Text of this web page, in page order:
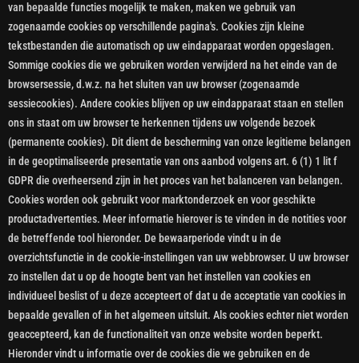
van bepaalde functies mogelijk te maken, maken we gebruik van
zogenaamde cookies op verschillende pagina's. Cookies zijn kleine
tekstbestanden die automatisch op uw eindapparaat worden opgeslagen.
Sommige cookies die we gebruiken worden verwijderd na het einde van de
browsersessie, d.w.z. na het sluiten van uw browser (zogenaamde
sessiecookies). Andere cookies blijven op uw eindapparaat staan en stellen
ons in staat om uw browser te herkennen tijdens uw volgende bezoek
(permanente cookies). Dit dient de bescherming van onze legitieme belangen
in de geoptimaliseerde presentatie van ons aanbod volgens art. 6 (1) 1 lit f
GDPR die overheersend zijn in het proces van het balanceren van belangen.
Cookies worden ook gebruikt voor marktonderzoek en voor geschikte
productadvertenties. Meer informatie hierover is te vinden in de notities voor
de betreffende tool hieronder. De bewaarperiode vindt u in de
overzichtsfunctie in de cookie-instellingen van uw webbrowser. U uw browser
zo instellen dat u op de hoogte bent van het instellen van cookies en
individueel beslist of u deze accepteert of dat u de acceptatie van cookies in
bepaalde gevallen of in het algemeen uitsluit. Als cookies echter niet worden
geaccepteerd, kan de functionaliteit van onze website worden beperkt.
Hieronder vindt u informatie over de cookies die we gebruiken en de